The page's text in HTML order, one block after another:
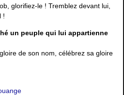
glorifiez-le ! Tremblez devant lui,
!
un peuple qui lui appartienne
de son nom, célébrez sa gloire